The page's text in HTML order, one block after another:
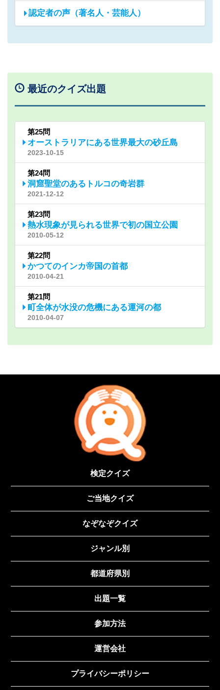
認定者の声（著名人・芸能人）
最近のクイズ出題
第25問
オーストラリアにある世界最大の砂丘島
2023-10-15
第24問
洞窟聖堂のあるトルコの奇岩群
2021-12-12
第23問
熱水現象が見られる世界で初の国立公園
2010-05-12
第22問
かつてのインカ帝国の首都
2010-04-21
第21問
町全体が水没の危機にある運河の都
2010-04-07
検定クイズ
ご当地クイズ
なぞなぞクイズ
ジャンル別
都道府県別
出題一覧
参加方法
運営会社
プライバシーポリシー